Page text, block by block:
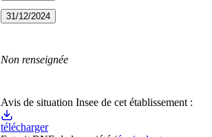
31/12/2024
Non renseignée
Avis de situation Insee de cet établissement :
télécharger